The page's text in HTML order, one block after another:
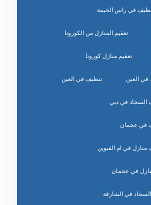
في راس الخيمة
تعقيم المنازل من الكورونا
تعقيم منازل كورونا
في العين تنظيف في العين
السجاد في دبي
في عجمان
في ام القيوين
في عجمان
في الشارقة